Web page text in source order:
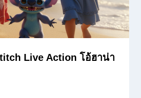
Live Action โอ้ฮาน่า